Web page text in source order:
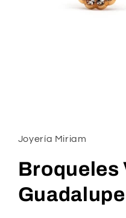
en
ventana
modal
Joyería Miriam
Broqueles